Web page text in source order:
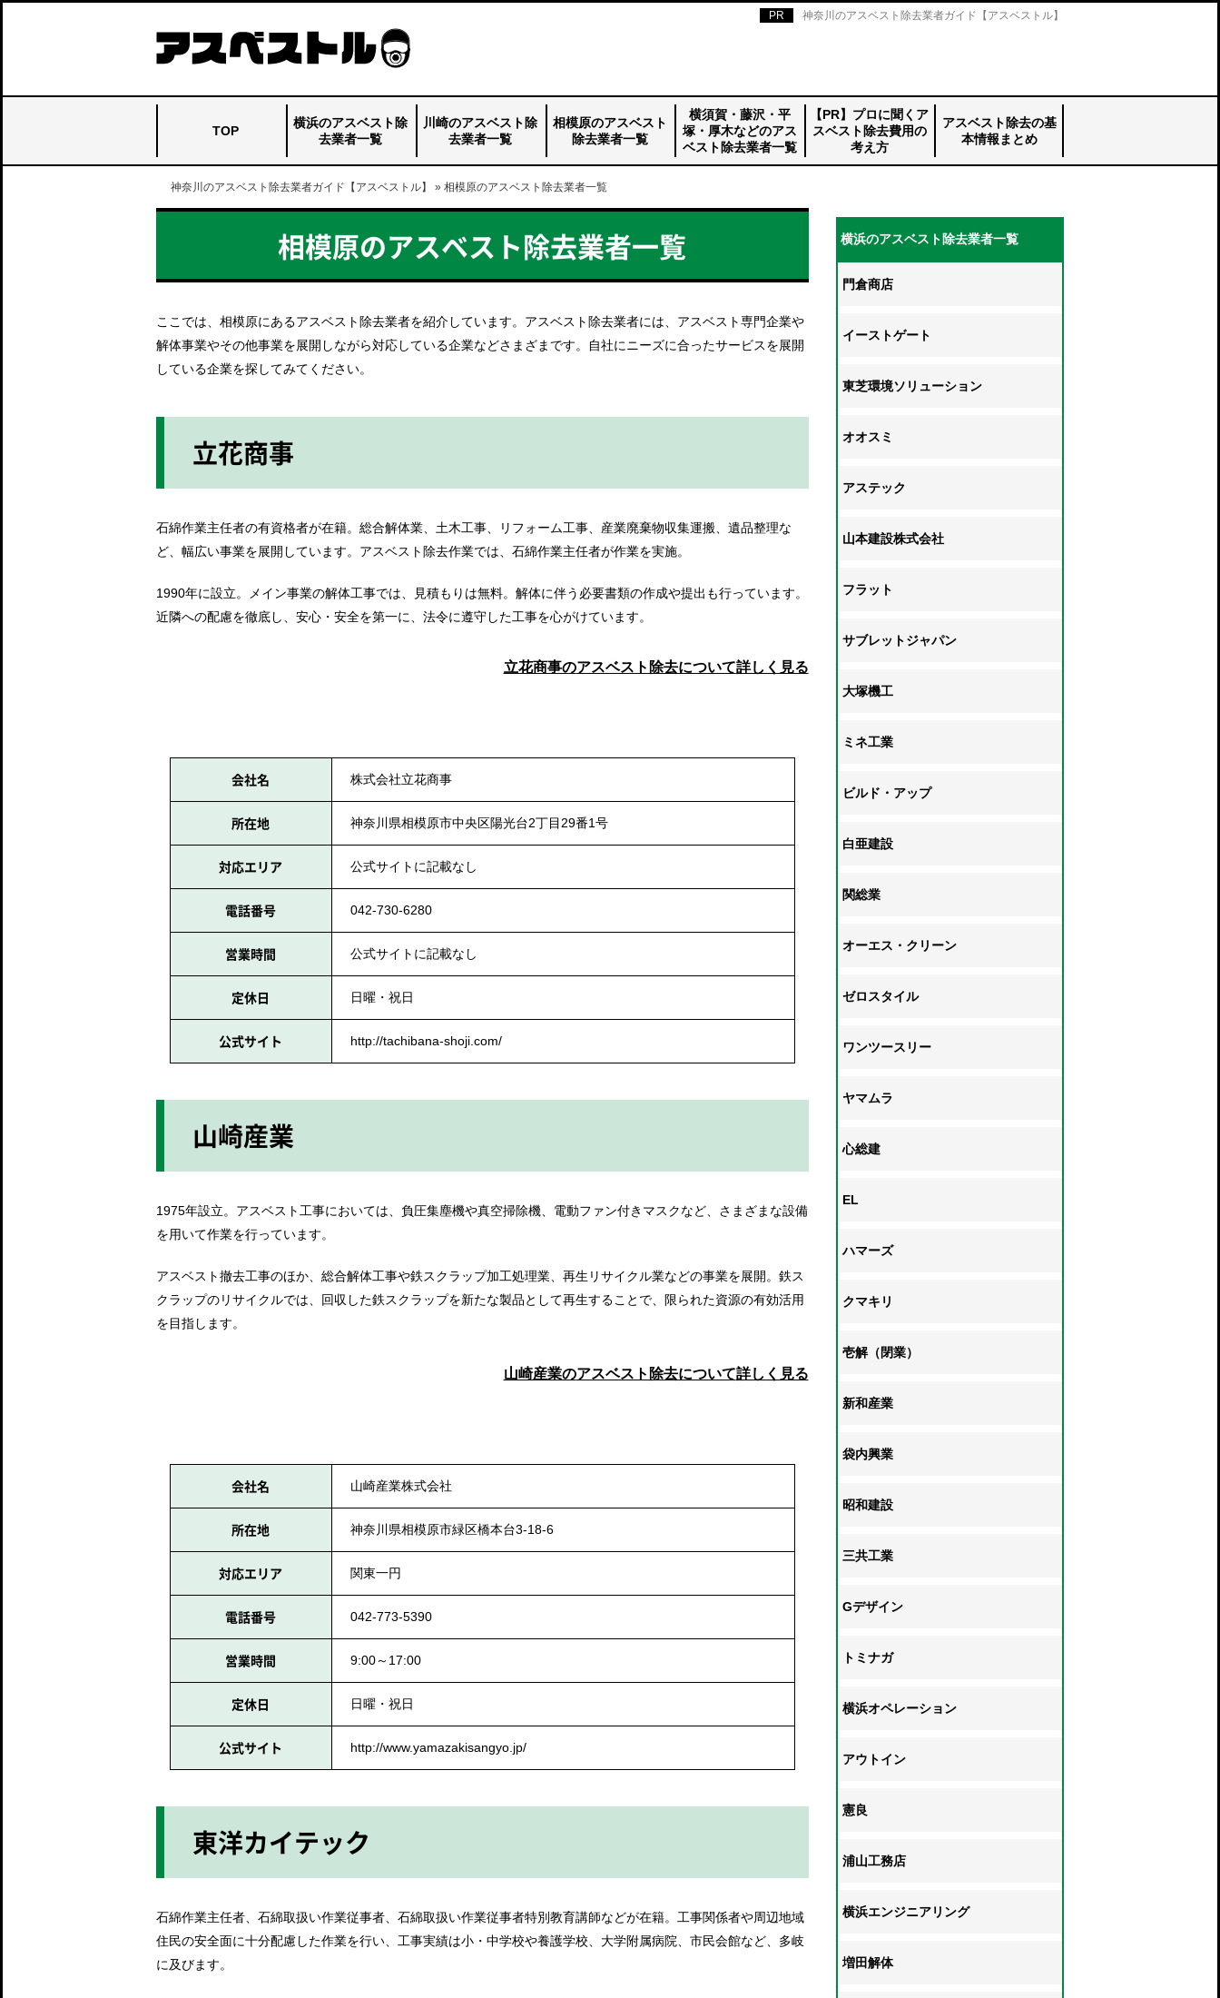
神奈川のアスベスト除去業者ガイド【アスベストル】
TOP
TOP
横浜のアスベスト除
去業者一覧
横浜のアスベスト
除去業者一覧_top
門倉商店
イーストゲート
東芝環境ソリュー
ション
オオスミ
アステック
山本建設株式会社
フラット
サブレットジャパ
ン
大塚機工
ミネ工業
ビルド・アップ
白亜建設
関総業
オーエス・クリー
ン
ゼロスタイル
ワンツースリー
ヤマムラ
心総建
EL
ハマーズ
クマキリ
壱解（閉業）
新和産業
袋内興業
昭和建設
三共工業
Gデザイン
トミナガ
横浜オペレーショ
ン
アウトイン
憲良
浦山工務店
横浜エンジニアリ
ング
増田解体
アシレ
嵯峨野
シゲン
ファーストビルト
アドライブ
安全基画
都市建設システム
ムラタ建装サービ
ス
コーケン
栄翔
ジオテックス
エコ・24
阿部興業
川崎のアスベスト除
去業者一覧
川崎のアスベスト
除去業者一覧_top
森商会
オキ・コーポレー
ション
日本トリート
アイエック
株式会社ジャパン
グリーンプロモー
shimau株式会社
Ｉ＆Ｉ
マミヤ
BREAKRAFT
福山産業
イースト・コーポ
レーション
Three Peace
重賢工業
アップ総合企画
三協興産
相模原のアスベスト
除去業者一覧
相模原のアスベス
ト除去業者一覧
_top
マルホウ
大和ジェイテック
立花商事
山崎産業
東洋カイテック
エンダー
大川商事
横須賀・藤沢・平
塚・厚木などのアス
ベスト除去業者一覧
塚・厚木などのア
【PR】プロに聞くア
スベスト除去費用の
考え方
費用の考え方_top
アスベスト除去の基
本情報まとめ
_top
は？
ット工法とは
て
神奈川のアスベスト除去業者ガイド【アスベストル】 » 相模原のアスベスト除去業者一覧
相模原のアスベスト除去業者一覧
ここでは、相模原にあるアスベスト除去業者を紹介しています。アスベスト除去業者には、アスベスト専門企業や
解体事業やその他事業を展開しながら対応している企業などさまざまです。自社にニーズに合ったサービスを展開
している企業を探してみてください。
立花商事
石綿作業主任者の有資格者が在籍。総合解体業、土木工事、リフォーム工事、産業廃棄物収集運搬、遺品整理な
ど、幅広い事業を展開しています。アスベスト除去作業では、石綿作業主任者が作業を実施。
1990年に設立。メイン事業の解体工事では、見積もりは無料。解体に伴う必要書類の作成や提出も行っています。
近隣への配慮を徹底し、安心・安全を第一に、法令に遵守した工事を心がけています。
立花商事のアスベスト除去について詳しく見る
会社名 株式会社立花商事
所在地 神奈川県相模原市中央区陽光台2丁目29番1号
対応エリア 公式サイトに記載なし
電話番号 042-730-6280
営業時間 公式サイトに記載なし
定休日 日曜・祝日
公式サイト http://tachibana-shoji.com/
山崎産業
1975年設立。アスベスト工事においては、負圧集塵機や真空掃除機、電動ファン付きマスクなど、さまざまな設備
を用いて作業を行っています。
アスベスト撤去工事のほか、総合解体工事や鉄スクラップ加工処理業、再生リサイクル業などの事業を展開。鉄ス
クラップのリサイクルでは、回収した鉄スクラップを新たな製品として再生することで、限られた資源の有効活用
を目指します。
山崎産業のアスベスト除去について詳しく見る
会社名 山崎産業株式会社
所在地 神奈川県相模原市緑区橋本台3-18-6
対応エリア 関東一円
電話番号 042-773-5390
営業時間 9:00～17:00
定休日 日曜・祝日
公式サイト http://www.yamazakisangyo.jp/
東洋カイテック
石綿作業主任者、石綿取扱い作業従事者、石綿取扱い作業従事者特別教育講師などが在籍。工事関係者や周辺地域
住民の安全面に十分配慮した作業を行い、工事実績は小・中学校や養護学校、大学附属病院、市民会館など、多岐
に及びます。
横浜のアスベスト除去業者一覧
門倉商店
イーストゲート
東芝環境ソリューション
オオスミ
アステック
山本建設株式会社
フラット
サブレットジャパン
大塚機工
ミネ工業
ビルド・アップ
白亜建設
関総業
オーエス・クリーン
ゼロスタイル
ワンツースリー
ヤマムラ
心総建
EL
ハマーズ
クマキリ
壱解（閉業）
新和産業
袋内興業
昭和建設
三共工業
Gデザイン
トミナガ
横浜オペレーション
アウトイン
憲良
浦山工務店
横浜エンジニアリング
増田解体